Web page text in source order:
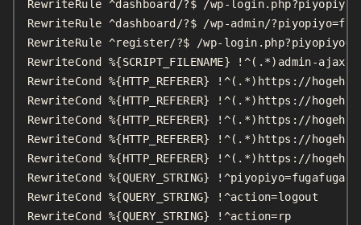
RewriteRule ^dashboard/?$ /wp-
RewriteRule ^dashboard/?$ /wp-admin/
RewriteRule ^register/?$ /wp-
RewriteCond %{SCRIPT_FILENAME} !^(.*)admin-
RewriteCond %{HTTP_REFERER} !^(.*)https://
RewriteCond %{HTTP_REFERER} !^(.*)https://
RewriteCond %{HTTP_REFERER} !^(.*)https://
RewriteCond %{HTTP_REFERER} !^(.*)https://
RewriteCond %{HTTP_REFERER} !^(.*)https://
RewriteCond %{QUERY_STRING} !^piyopiyo=fugafuga
RewriteCond %{QUERY_STRING} !^action=logout
RewriteCond %{QUERY_STRING} !^action=rp